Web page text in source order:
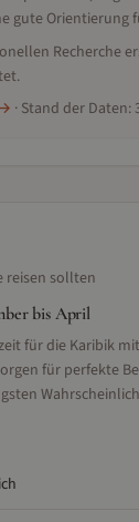
gute
Recherche
· Stand der Daten:
reisen sollten
bis April
für die Karibik
für perfekte